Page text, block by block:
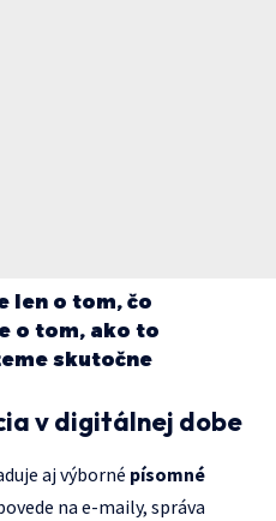
len o tom, čo
o tom, ako to
skutočne
v digitálnej dobe
aj výborné písomné
na e-maily, správa